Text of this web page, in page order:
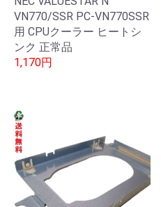
VN770/SSR PC-VN770SSR
用 CPUクーラー ヒートシ
ンク 正常品
1,170円